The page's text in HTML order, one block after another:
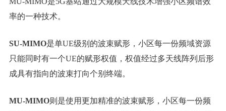
率的一种技术。
SU-MIMO是单UE级别的波束赋形，小区每一份频域资源
只能同时有一个UE的赋形权值，权值经过多天线阵列后形
成具有指向的波束打向个别终端。
MU-MIMO则是使用更加精准的波束赋形，小区每一份频